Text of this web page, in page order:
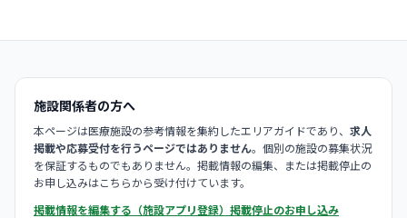
施設関係者の方へ
本ページは医療施設の参考情報を集約したエリアガイドであり、 求人
掲載や応募受付を行うページではありません。個別の施設の募集状況
を保証するものでもありません。掲載情報の編集、または掲載停止の
お申し込みはこちらから受け付けています。
掲載情報を編集する（施設アプリ登録） 掲載停止のお申し込み